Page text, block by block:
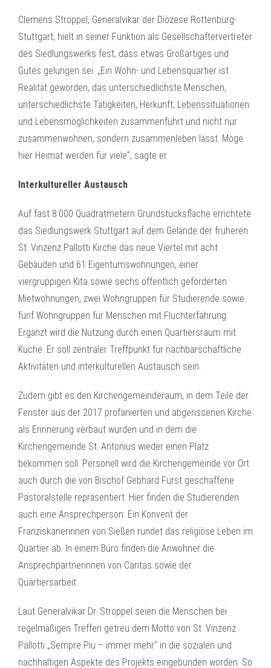
Clemens Stroppel, Generalvikar der Diözese Rottenburg-
Stuttgart, hielt in seiner Funktion als Gesellschaftervertreter
des Siedlungswerks fest, dass etwas Großartiges und
Gutes gelungen sei: „Ein Wohn- und Lebensquartier ist
Realität geworden, das unterschiedlichste Menschen,
unterschiedlichste Tätigkeiten, Herkunft, Lebenssituationen
und Lebensmöglichkeiten zusammenführt und nicht nur
zusammenwohnen, sondern zusammenleben lässt. Möge
hier Heimat werden für viele“, sagte er.
Interkultureller Austausch
Auf fast 8.000 Quadratmetern Grundstücksfläche errichtete
das Siedlungswerk Stuttgart auf dem Gelände der früheren
St. Vinzenz Pallotti Kirche das neue Viertel mit acht
Gebäuden und 61 Eigentumswohnungen, einer
viergruppigen Kita sowie sechs öffentlich geförderten
Mietwohnungen, zwei Wohngruppen für Studierende sowie
fünf Wohngruppen für Menschen mit Fluchterfahrung.
Ergänzt wird die Nutzung durch einen Quartiersraum mit
Küche. Er soll zentraler Treffpunkt für nachbarschaftliche
Aktivitäten und interkulturellen Austausch sein.
Zudem gibt es den Kirchengemeinderaum, in dem Teile der
Fenster aus der 2017 profanierten und abgerissenen Kirche
als Erinnerung verbaut wurden und in dem die
Kirchengemeinde St. Antonius wieder einen Platz
bekommen soll. Personell wird die Kirchengemeinde vor Ort
auch durch die von Bischof Gebhard Fürst geschaffene
Pastoralstelle repräsentiert. Hier finden die Studierenden
auch eine Ansprechperson. Ein Konvent der
Franziskanerinnen von Sießen rundet das religiöse Leben im
Quartier ab. In einem Büro finden die Anwohner die
Ansprechpartnerinnen von Caritas sowie der
Quartiersarbeit.
Laut Generalvikar Dr. Stroppel seien die Menschen bei
regelmäßigen Treffen getreu dem Motto von St. Vinzenz
Pallotti „Sempre Piu – immer mehr“ in die sozialen und
nachhaltigen Aspekte des Projekts eingebunden worden. So